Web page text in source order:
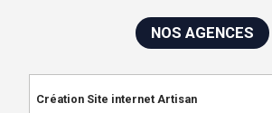
NOS AGENCES
Création Site internet Artisan